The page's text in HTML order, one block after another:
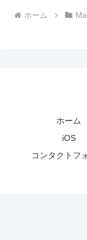
ホーム
ホーム
iOS
コンタクトフ